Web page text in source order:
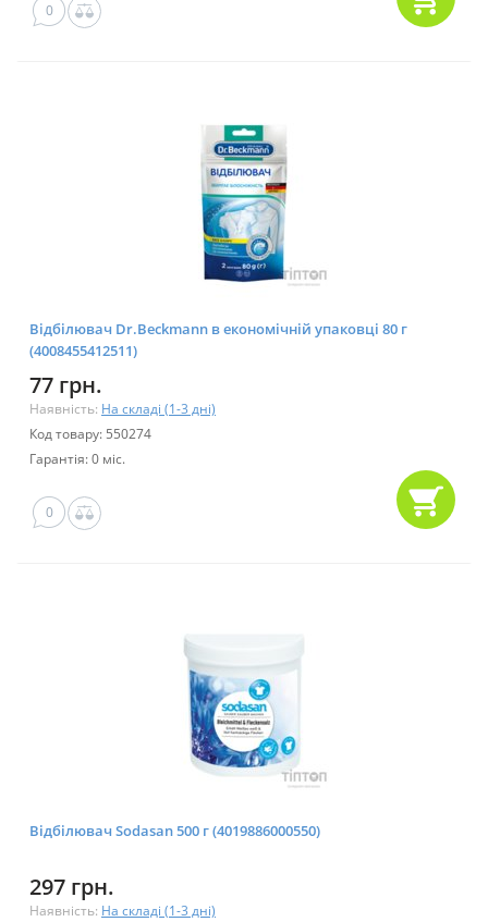
0
Відбілювач Dr.Beckmann в економічній упаковці 80 г
(4008455412511)
77 грн.
Наявність: На складі (1-3 дні)
Код товару: 550274
Гарантія: 0 міс.
0
Відбілювач Sodasan 500 г (4019886000550)
297 грн.
Наявність: На складі (1-3 дні)